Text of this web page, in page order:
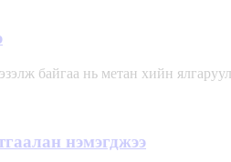
байгаа нь метан хийн
нэмэгджээ